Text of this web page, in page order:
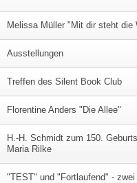
Melissa Müller "Mit dir steht die
Ausstellungen
Treffen des Silent Book Club
Florentine Anders "Die Allee"
H.-H. Schmidt zum 150.
Maria Rilke
"TEST" und "Fortlaufend" - zwei